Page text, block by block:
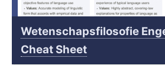
Wetenschapsfilosofie
Cheat Sheet